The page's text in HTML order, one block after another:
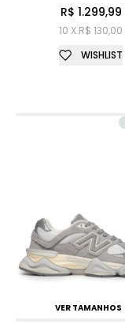
R$ 1.299,99
10 X R$ 130,00
WISHLIST
VER TAMANHOS